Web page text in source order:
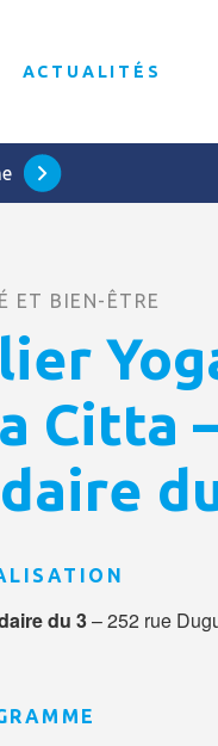
ACTUALITÉS
ET BIEN-ÊTRE
Citta
du 3– 252 rue